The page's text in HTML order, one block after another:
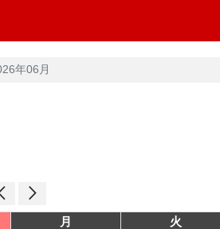
年06月
arrow_forward_ios
月 火